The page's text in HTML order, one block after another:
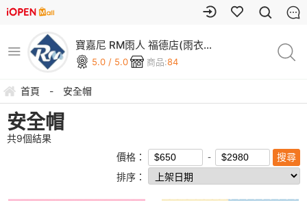
寶嘉尼 RM雨人 福德店(雨衣 /
雨傘 / 安全帽 專賣店)
5.0 / 5.0 商品:84
首頁 - 安全帽
安全帽
共9個結果
價格：
排序：